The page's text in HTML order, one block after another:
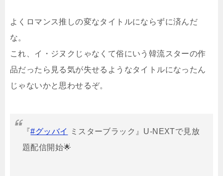
よくロマンス推しの変なタイトルにならずに済んだ
な。
これ、イ・ジヌクじゃなくて俗にいう韓流スターの作
品だったら見る気が失せるようなタイトルになったん
じゃないかと思わせるぞ。
『#グッバイ
ミスターブラック』U-NEXTで見放
題配信開始🌟